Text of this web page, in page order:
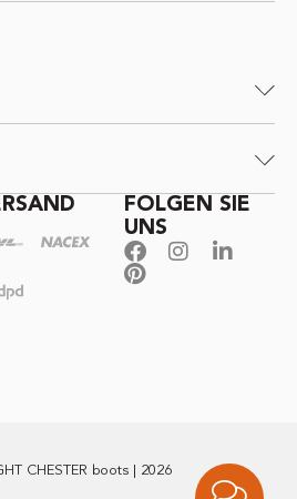
FOLGEN SIE
UNS
CHESTER boots | 2026